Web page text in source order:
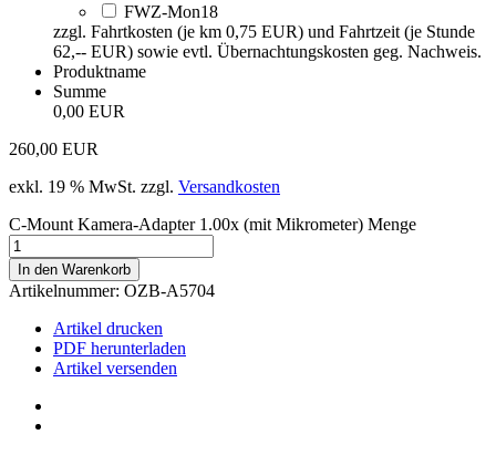
FWZ-Mon18
zzgl. Fahrtkosten (je km 0,75 EUR) und Fahrtzeit (je Stunde
62,-- EUR) sowie evtl. Übernachtungskosten geg. Nachweis.
Produktname
Summe
0,00 EUR
260,00 EUR
exkl. 19 % MwSt. zzgl. Versandkosten
C-Mount Kamera-Adapter 1.00x (mit Mikrometer) Menge
In den Warenkorb
Artikelnummer: OZB-A5704
Artikel drucken
PDF herunterladen
Artikel versenden